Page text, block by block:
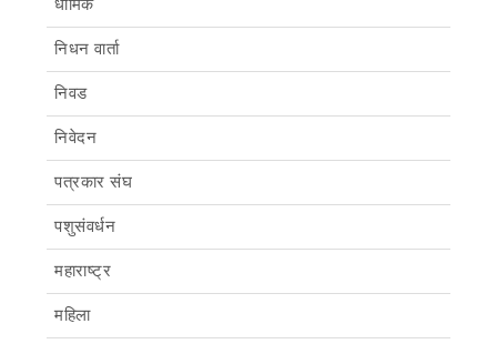
धार्मिक
निधन वार्ता
निवड
निवेदन
पत्रकार संघ
पशुसंवर्धन
महाराष्ट्र
महिला